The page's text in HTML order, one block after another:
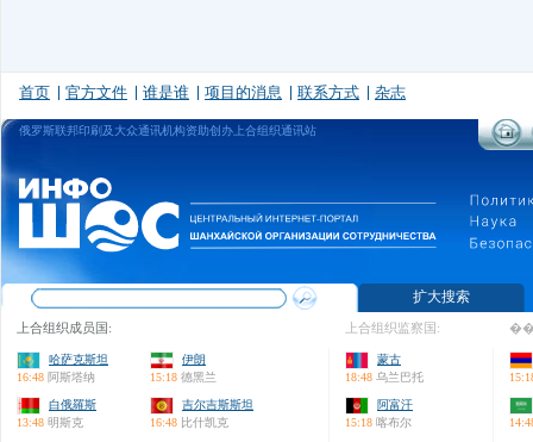
首页 官方文件 谁是谁 项目的消息 联系方式 杂志
俄罗斯联邦印刷及大众通讯机构资助创办上合组织通讯站
扩大搜索
上合组织成员国:
哈萨克斯坦
16:48 阿斯塔纳
伊朗
15:18 德黑兰
白俄羅斯
13:48 明斯克
吉尔吉斯斯坦
16:48 比什凯克
上合组织监察国:
蒙古
18:48 乌兰巴托
阿富汗
15:18 喀布尔